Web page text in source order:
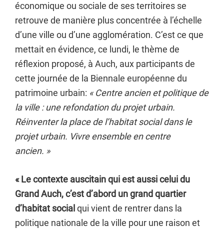
économique ou sociale de ses territoires se
retrouve de manière plus concentrée à l’échelle
d’une ville ou d’une agglomération. C’est ce que
mettait en évidence, ce lundi, le thème de
réflexion proposé, à Auch, aux participants de
cette journée de la Biennale européenne du
patrimoine urbain: « Centre ancien et politique de
la ville : une refondation du projet urbain.
Réinventer la place de l’habitat social dans le
projet urbain. Vivre ensemble en centre
ancien. »
« Le contexte auscitain qui est aussi celui du
Grand Auch, c’est d’abord un grand quartier
d’habitat social qui vient de rentrer dans la
politique nationale de la ville pour une raison et